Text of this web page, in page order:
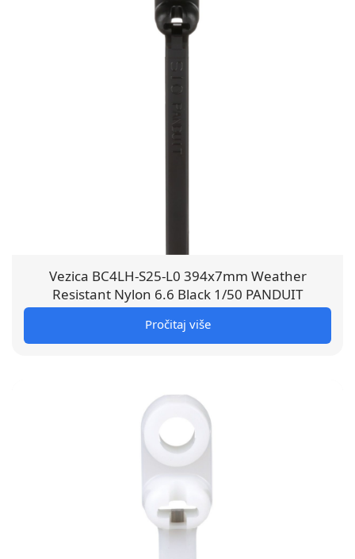
Vezica BC4LH-S25-L0 394x7mm Weather
Resistant Nylon 6.6 Black 1/50 PANDUIT
Pročitaj više